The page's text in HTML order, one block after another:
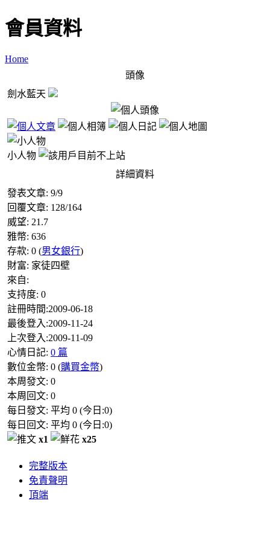
會員資料
Home
頭像
劍水藍天
小人物
詳細資料
發表文章: 9/9
回覆文章: 128/164
威望: 21.7
雅幣: 636
存款: 0 (男女銀行)
財富: 家徒四壁
來自:
支持度: 0
註冊時間:2009-06-18
最後登入:2009-11-24
上次登入:2009-11-09
心情日記: 0 篇
數位金幣: 0 (購買金幣)
本周發文: 0
本周回文: 0
每日發文: 平均 0 (今日:0)
每日回文: 平均 0 (今日:0)
x1
x25
完整版本
免責聲明
頂端